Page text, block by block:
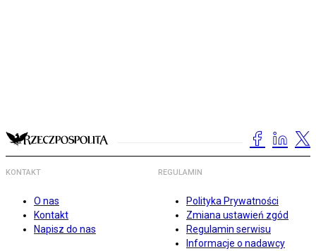
KONTAKT
O nas
Kontakt
Napisz do nas
REGULAMIN
Polityka Prywatności
Zmiana ustawień zgód
Regulamin serwisu
Informacje o nadawcy